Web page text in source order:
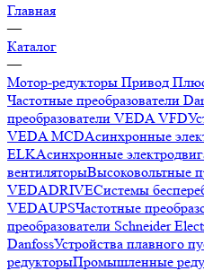
Главная
—
Каталог
—
Мотор-редукторы Привод
Частотные преобразователи
преобразователи VEDA VFD
VEDA MCDАсинхронные
ELKАсинхронные
вентиляторыВысоковольтные
VEDADRIVEСистемы
VEDAUPSЧастотные
преобразователи Schneider
DanfossУстройства плавного
редукторыПромышленные